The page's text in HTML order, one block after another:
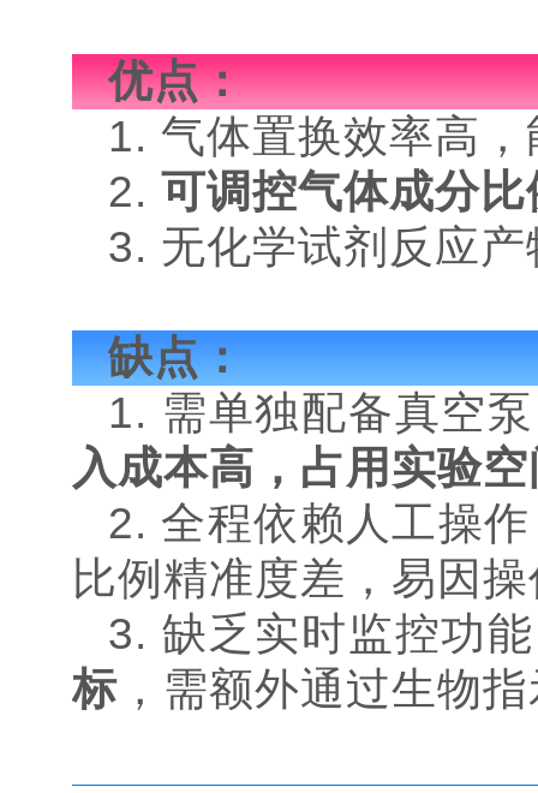
优点：
1. 气体置换效率高，
2. 可调控气体成分比
3. 无化学试剂反应产
缺点：
1. 需单独配备真空
入成本高，占用实验
2. 全程依赖人工操
比例精准度差，易因
3. 缺乏实时监控功
标 ，需额外通过生物